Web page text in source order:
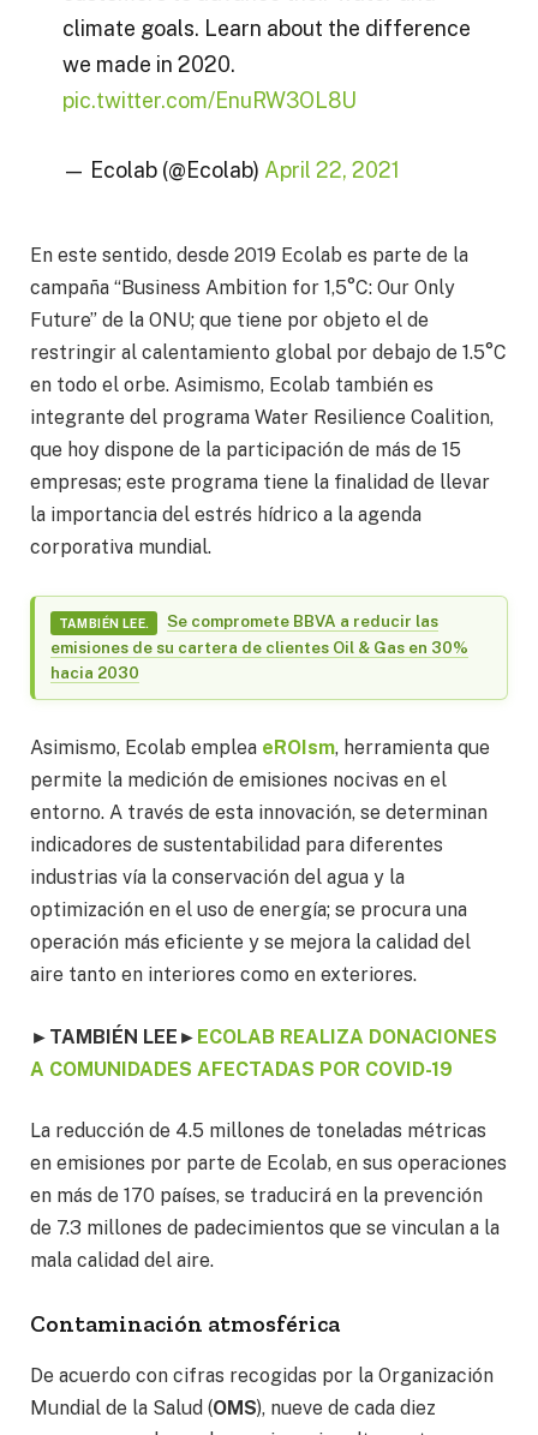
climate goals. Learn about the difference
we made in 2020.
pic.twitter.com/EnuRW3OL8U
— Ecolab (@Ecolab) April 22, 2021
En este sentido, desde 2019 Ecolab es parte de la
campaña “Business Ambition for 1,5°C: Our Only
Future” de la ONU; que tiene por objeto el de
restringir al calentamiento global por debajo de 1.5°C
en todo el orbe. Asimismo, Ecolab también es
integrante del programa Water Resilience Coalition,
que hoy dispone de la participación de más de 15
empresas; este programa tiene la finalidad de llevar
la importancia del estrés hídrico a la agenda
corporativa mundial.
TAMBIÉN LEE.
Se compromete BBVA a reducir las
emisiones de su cartera de clientes Oil & Gas en 30%
hacia 2030
Asimismo, Ecolab emplea eROIsm, herramienta que
permite la medición de emisiones nocivas en el
entorno. A través de esta innovación, se determinan
indicadores de sustentabilidad para diferentes
industrias vía la conservación del agua y la
optimización en el uso de energía; se procura una
operación más eficiente y se mejora la calidad del
aire tanto en interiores como en exteriores.
►TAMBIÉN LEE ► ECOLAB REALIZA DONACIONES
A COMUNIDADES AFECTADAS POR COVID-19
La reducción de 4.5 millones de toneladas métricas
en emisiones por parte de Ecolab, en sus operaciones
en más de 170 países, se traducirá en la prevención
de 7.3 millones de padecimientos que se vinculan a la
mala calidad del aire.
Contaminación atmosférica
De acuerdo con cifras recogidas por la Organización
Mundial de la Salud (OMS), nueve de cada diez